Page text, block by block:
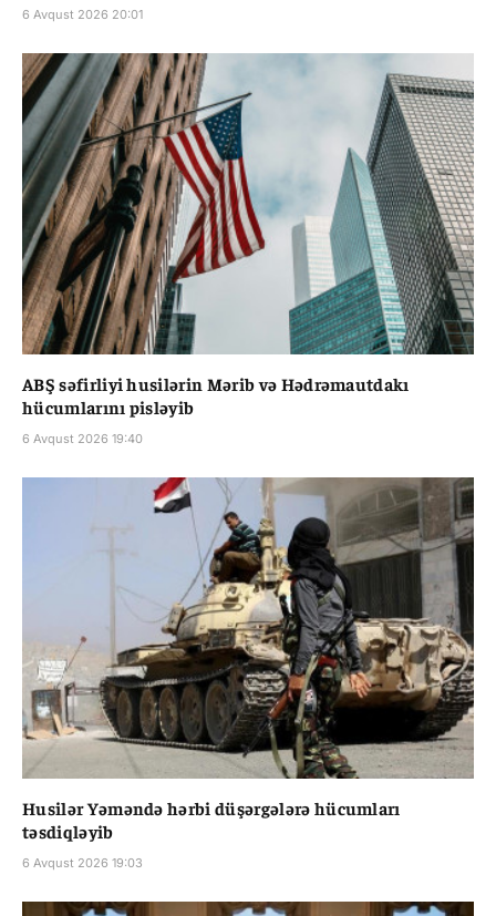
6 Avqust 2026 20:01
ABŞ səfirliyi husilərin Mərib və Hədrəmautdakı
hücumlarını pisləyib
6 Avqust 2026 19:40
Husilər Yəməndə hərbi düşərgələrə hücumları
təsdiqləyib
6 Avqust 2026 19:03